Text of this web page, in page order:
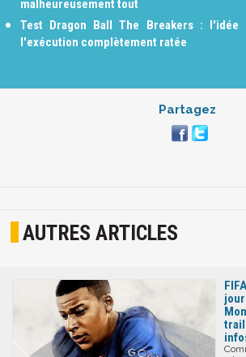
malheureusement tout
Test Dragon Ball The Breakers : l'idée
l'exécution complètement ratée
Partagez
AUTRES ARTICLES